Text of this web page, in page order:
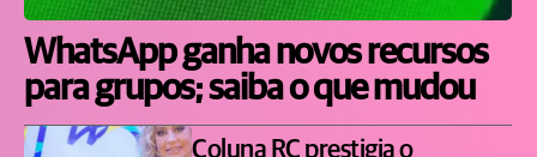
WhatsApp ganha novos recursos
para grupos; saiba o que mudou
Coluna RC prestigia o